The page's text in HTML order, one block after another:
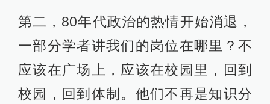
第二，80年代政治的热情开始消退，
一部分学者讲我们的岗位在哪里？不
应该在广场上，应该在校园里，回到
校园，回到体制。他们不再是知识分